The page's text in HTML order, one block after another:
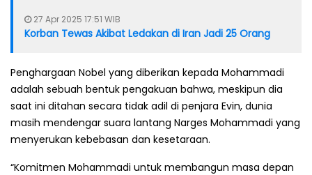
27 Apr 2025 17:51 WIB
Korban Tewas Akibat Ledakan di Iran Jadi 25 Orang
Penghargaan Nobel yang diberikan kepada Mohammadi
adalah sebuah bentuk pengakuan bahwa, meskipun dia
saat ini ditahan secara tidak adil di penjara Evin, dunia
masih mendengar suara lantang Narges Mohammadi yang
menyerukan kebebasan dan kesetaraan.
“Komitmen Mohammadi untuk membangun masa depan